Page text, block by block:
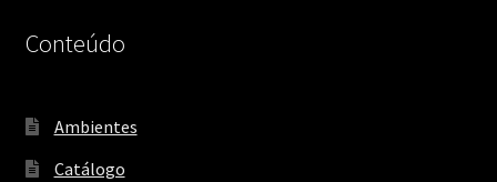
Conteúdo
Ambientes
Catálogo